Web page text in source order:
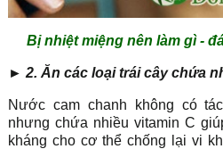
Bị nhiệt miệng nên làm gì -
► 2. Ăn các loại trái cây chứa
Nước cam chanh không có
nhưng chứa nhiều vitamin C
kháng cho cơ thể chống lại vi